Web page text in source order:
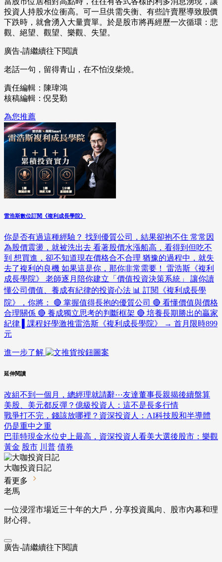
投資人持股水位衝高。可一旦供需失衡、有些許賣壓導致股價
下跌時，就會湧入大量賣單。於是股市將再經歷一次循環：悲
觀、絕望、觀望、樂觀、失望。
廣告-請繼續往下閱讀
老話一句，留得青山，在不怕沒柴燒。
責任編輯：陳瑋鴻
核稿編輯：倪旻勤
為您推薦
雷浩斯數位訂閱《複利成長學院》
你是否有過這種經驗？ 找到優質公司，結果卻抱不住 常常因
為股價震盪，就被洗出去 看著股價水漲船高，看得到但吃不
到 想買進，卻不知道現在價格合不合理 猶豫的過程中，就失
去了複利的良機 如果這是你，那你非常需要！ 雷浩斯《複利
成長學院》 老師逐月陪你建立「價值投資決策系統」 讓你讀
懂公司價值、養成有紀律的投資心法 📊 訂閱《複利成長學
院》，你將： 🔴 掌握值得長抱的優質公司 🔴 看懂價值與價格
合理關係 🔴 養成獨立思考的判斷框架 🔴 培養長期勝出的贏家
紀律 ▌課程好學激推雷浩斯《複利成長學院》 → 首月限時899
元
進一步了解
延伸閱讀
改組不到一個月，總經理就請辭⋯友達董事長親揭後續盤算
美股、美元都反彈？億級投資人：這不是長多行情
戰爭打不完，錢該放哪裡？資深投資人：AI科技股和半導體
仍是重中之重
巴菲特現金水位史上最高，資深投資人看美大選後股市：樂觀
黃金 股市 川普 債券
大咖投資日記
看更多
老馬
一位浸淫市場近三十年的大戶，分享投資風向、股市內幕和理
財心得。
廣告-請繼續往下閱讀